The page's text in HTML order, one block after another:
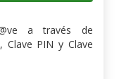
a través de
Clave PIN y Clave